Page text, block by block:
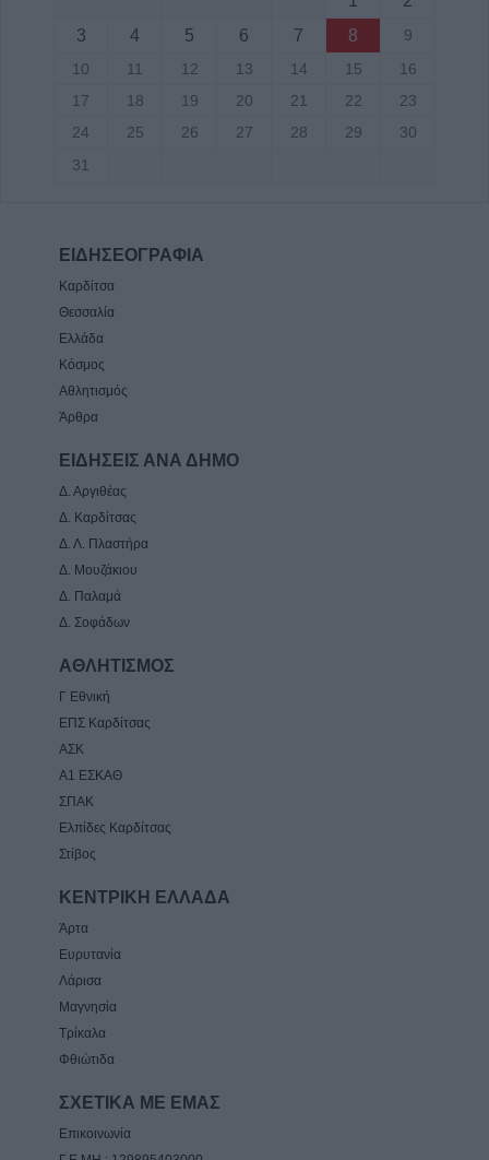
3
4 5 6 7 8
9
10
11 12 13 14 15
16
17
18 19 20 21 22
23
24
25 26 27 28 29
30
31
ΕΙΔΗΣΕΟΓΡΑΦΙΑ
Καρδίτσα
Θεσσαλία
Ελλάδα
Κόσμος
Αθλητισμός
Άρθρα
ΕΙΔΗΣΕΙΣ ΑΝΑ ΔΗΜΟ
Δ. Αργιθέας
Δ. Καρδίτσας
Δ. Λ. Πλαστήρα
Δ. Μουζάκιου
Δ. Παλαμά
Δ. Σοφάδων
ΑΘΛΗΤΙΣΜΟΣ
Γ Εθνική
ΕΠΣ Καρδίτσας
ΑΣΚ
Α1 ΕΣΚΑΘ
ΣΠΑΚ
Ελπίδες Καρδίτσας
Στίβος
ΚΕΝΤΡΙΚΗ ΕΛΛΑΔΑ
Άρτα
Ευρυτανία
Λάρισα
Μαγνησία
Τρίκαλα
Φθιώτιδα
ΣΧΕΤΙΚΑ ΜΕ ΕΜΑΣ
Επικοινωνία